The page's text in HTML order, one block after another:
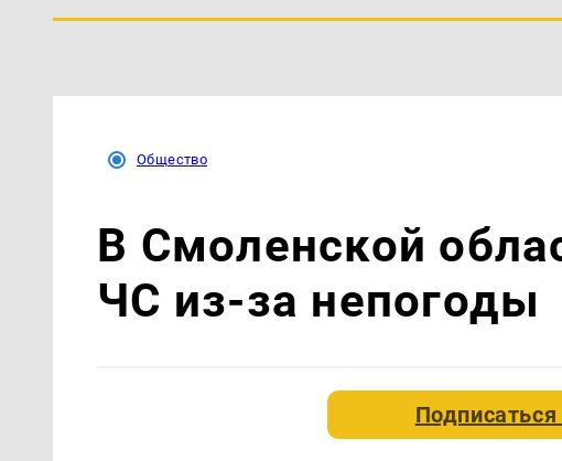
Общество
В Смоленской
ЧС из-за непогоды